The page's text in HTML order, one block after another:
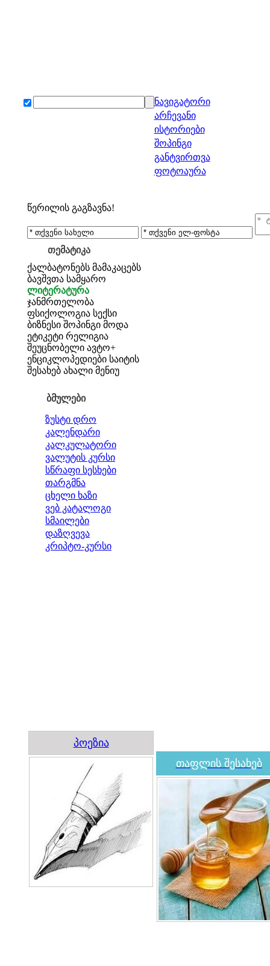
ნავიგატორი
არჩევანი
ისტორიები
შოპინგი
განტვირთვა
ფოტოაურა
წერილის გაგზავნა!
თემატიკა
ქალბატონებს მამაკაცებს
ბავშვთა სამყარო
ლიტერატურა
ჯანმრთელობა
ფსიქოლოგია სექსი
ბიზნესი შოპინგი მოდა
ეტიკეტი რელიგია
შეუცნობელი ავტო+
ენციკლოპედიები საიტის
შესახებ ახალი მენიუ
ბმულები
ზუსტი დრო
კალენდარი
კალკულატორი
ვალუტის კურსი
სწრაფი სესხები
თარგმნა
ცხელი ხაზი
ვებ კატალოგი
სმაილები
დაზღვევა
კრიპტო-კურსი
პოეზია
თაფლის შესახებ